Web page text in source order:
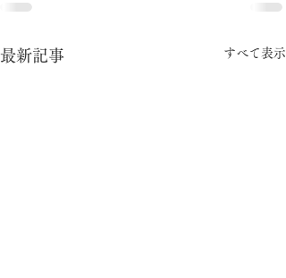
最新記事 すべて表示